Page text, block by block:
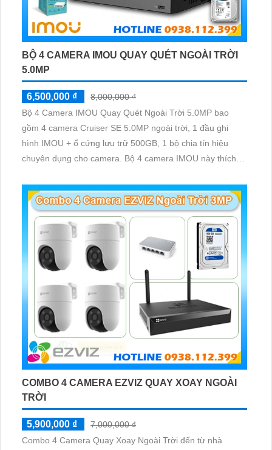
BỘ 4 CAMERA IMOU QUAY QUÉT NGOÀI TRỜI
5.0MP
6,500,000 ₫
8,000,000 ₫
Bộ 4 Camera IMOU Quay Quét Ngoài Trời 5.0MP bao
gồm 4 camera Cruiser SE 5.0MP ngoài trời, 1 đầu ghi
hình IMOU + ổ cứng lưu trữ 500GB, 1 bộ chia tín hiệu
chuyên dụng cho camera. Bộ 4 camera IMOU này thích
cần giám sát ngoài trời
COMBO 4 CAMERA EZVIZ QUAY XOAY NGOÀI
TRỜI
5,900,000 ₫
7,000,000 ₫
Combo 4 Camera Quay Xoay Ngoài Trời đến từ nhà